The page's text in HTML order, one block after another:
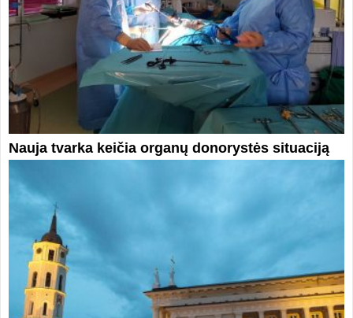
Nauja tvarka keičia organų donorystės situaciją